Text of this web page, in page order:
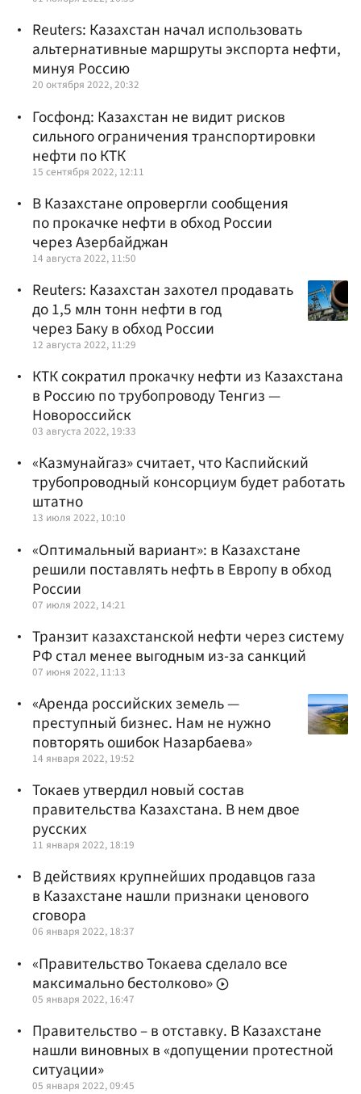
Reuters: Казахстан начал использовать
альтернативные маршруты экспорта нефти,
минуя Россию
20 октября 2022, 20:32
Госфонд: Казахстан не видит рисков
сильного ограничения транспортировки
нефти по КТК
15 сентября 2022, 12:11
В Казахстане опровергли сообщения
по прокачке нефти в обход России
через Азербайджан
14 августа 2022, 11:50
Reuters: Казахстан захотел продавать
до 1,5 млн тонн нефти в год
через Баку в обход России
12 августа 2022, 11:29
КТК сократил прокачку нефти из Казахстана
в Россию по трубопроводу Тенгиз —
Новороссийск
03 августа 2022, 19:33
«Казмунайгаз» считает, что Каспийский
трубопроводный консорциум будет работать
штатно
13 июля 2022, 10:10
«Оптимальный вариант»: в Казахстане
решили поставлять нефть в Европу в обход
России
07 июля 2022, 14:21
Транзит казахстанской нефти через систему
РФ стал менее выгодным из-за санкций
07 июня 2022, 11:13
«Аренда российских земель —
преступный бизнес. Нам не нужно
повторять ошибок Назарбаева»
14 января 2022, 19:52
Токаев утвердил новый состав
правительства Казахстана. В нем двое
русских
11 января 2022, 18:19
В действиях крупнейших продавцов газа
в Казахстане нашли признаки ценового
сговора
06 января 2022, 18:37
«Правительство Токаева сделало все
максимально бестолково»
05 января 2022, 16:47
Правительство – в отставку. В Казахстане
нашли виновных в «допущении протестной
ситуации»
05 января 2022, 09:45